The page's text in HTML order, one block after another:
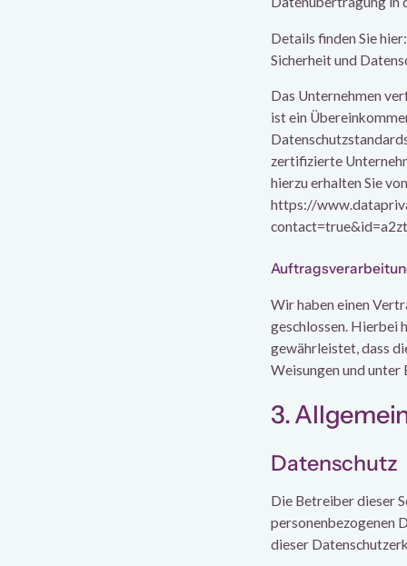
Details finden Sie
Sicherheit und
Das Unternehmen
ist ein
zertifizierte
hierzu erhalten Sie
https://
Wir haben einen
geschlossen. Hierbei
gewährleistet, dass
Weisungen und
3.
Datenschutz
Die Betreiber dieser
personenbezogenen
dieser